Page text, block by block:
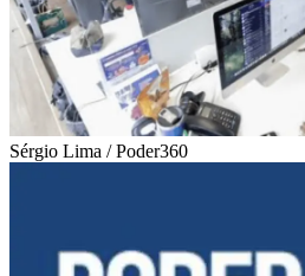
Sérgio Lima / Poder360